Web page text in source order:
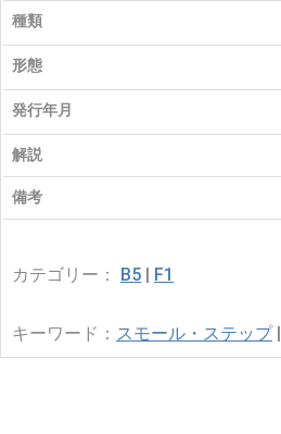
種類
形態
発行年月
解説
備考
カテゴリー： B5 | F1
キーワード： スモール・ステップ|